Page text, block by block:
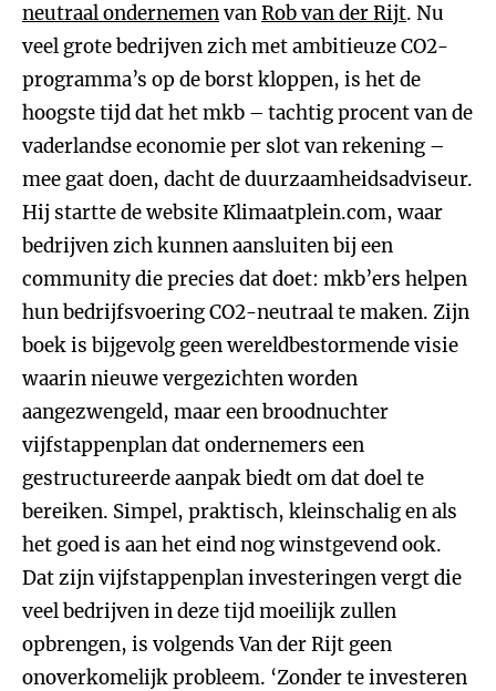
neutraal ondernemenvanRob van der Rijt. Nu
veel grote bedrijven zich met ambitieuze CO2-
programma’s op de borst kloppen, is het de
hoogste tijd dat het mkb – tachtig procent van de
vaderlandse economie per slot van rekening –
mee gaat doen, dacht de duurzaamheidsadviseur.
Hij startte de website Klimaatplein.com, waar
bedrijven zich kunnen aansluiten bij een
community die precies dat doet: mkb’ers helpen
hun bedrijfsvoering CO2-neutraal te maken. Zijn
boek is bijgevolg geen wereldbestormende visie
waarin nieuwe vergezichten worden
aangezwengeld, maar een broodnuchter
vijfstappenplan dat ondernemers een
gestructureerde aanpak biedt om dat doel te
bereiken. Simpel, praktisch, kleinschalig en als
het goed is aan het eind nog winstgevend ook.
Dat zijn vijfstappenplan investeringen vergt die
veel bedrijven in deze tijd moeilijk zullen
opbrengen, is volgends Van der Rijt geen
onoverkomelijk probleem. ‘Zonder te investeren